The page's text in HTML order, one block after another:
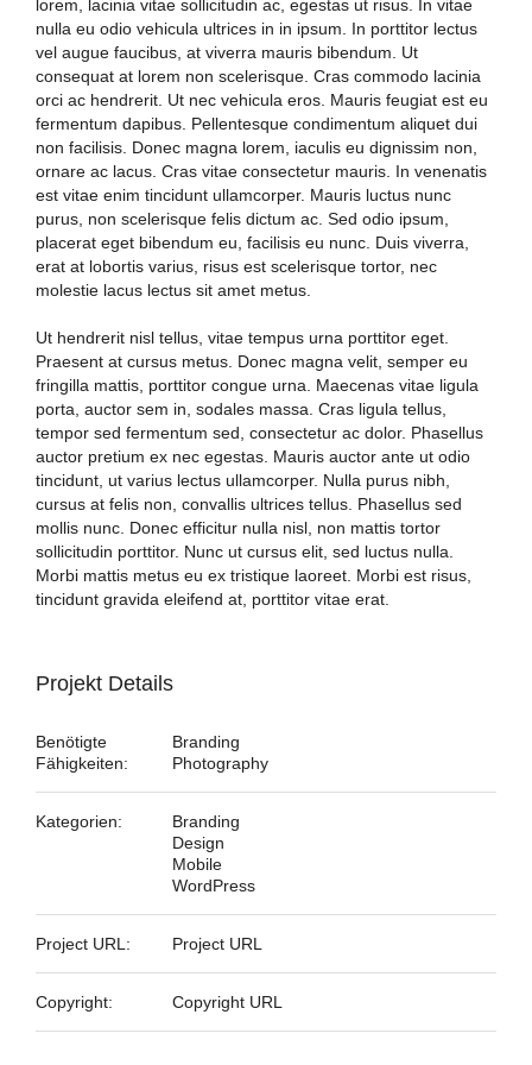
lorem, lacinia vitae sollicitudin ac, egestas ut risus. In vitae
nulla eu odio vehicula ultrices in in ipsum. In porttitor lectus
vel augue faucibus, at viverra mauris bibendum. Ut
consequat at lorem non scelerisque. Cras commodo lacinia
orci ac hendrerit. Ut nec vehicula eros. Mauris feugiat est eu
fermentum dapibus. Pellentesque condimentum aliquet dui
non facilisis. Donec magna lorem, iaculis eu dignissim non,
ornare ac lacus. Cras vitae consectetur mauris. In venenatis
est vitae enim tincidunt ullamcorper. Mauris luctus nunc
purus, non scelerisque felis dictum ac. Sed odio ipsum,
placerat eget bibendum eu, facilisis eu nunc. Duis viverra,
erat at lobortis varius, risus est scelerisque tortor, nec
molestie lacus lectus sit amet metus.
Ut hendrerit nisl tellus, vitae tempus urna porttitor eget.
Praesent at cursus metus. Donec magna velit, semper eu
fringilla mattis, porttitor congue urna. Maecenas vitae ligula
porta, auctor sem in, sodales massa. Cras ligula tellus,
tempor sed fermentum sed, consectetur ac dolor. Phasellus
auctor pretium ex nec egestas. Mauris auctor ante ut odio
tincidunt, ut varius lectus ullamcorper. Nulla purus nibh,
cursus at felis non, convallis ultrices tellus. Phasellus sed
mollis nunc. Donec efficitur nulla nisl, non mattis tortor
sollicitudin porttitor. Nunc ut cursus elit, sed luctus nulla.
Morbi mattis metus eu ex tristique laoreet. Morbi est risus,
tincidunt gravida eleifend at, porttitor vitae erat.
Projekt Details
Benötigte
Fähigkeiten:
Branding
Photography
Kategorien:
Branding
Design
Mobile
WordPress
Project URL: Project URL
Copyright: Copyright URL